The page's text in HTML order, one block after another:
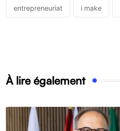
entrepreneuriat i make
À lire également